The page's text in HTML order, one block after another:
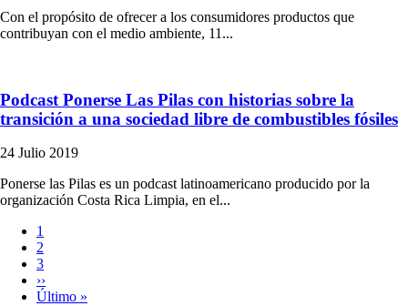
Con el propósito de ofrecer a los consumidores productos que
contribuyan con el medio ambiente, 11...
Podcast Ponerse Las Pilas con historias sobre la
transición a una sociedad libre de combustibles fósiles
24 Julio 2019
Ponerse las Pilas es un podcast latinoamericano producido por la
organización Costa Rica Limpia, en el...
Paginación
Página
actual
1
Página
2
Página
3
Siguiente
página
››
Última
Último »